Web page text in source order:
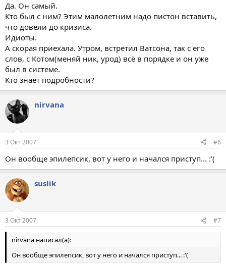
Да. Он самый.
Кто был с ним? Этим малолетним надо пистон вставить,
что довели до кризиса.
Идиоты.
А скорая приехала. Утром, встретил Ватсона, так с его
слов, с Котом(меняй ник, урод) всё в порядке и он уже
был в системе.
Кто знает подробности?
nirvana
3 Окт 2007 #6
Он вообще эпилепсик, вот у него и начался приступ... :'(
suslik
3 Окт 2007 #7
nirvana написал(а):
Он вообще эпилепсик, вот у него и начался приступ... :'(